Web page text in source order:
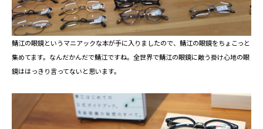
鯖江の眼鏡というマニアックな本が手に入りましたので、鯖江の眼鏡をちょこっと
集めてます。なんだかんだで鯖江ですね。全世界で鯖江の眼鏡に敵う掛け心地の眼
鏡ははっきり言ってないと思います。